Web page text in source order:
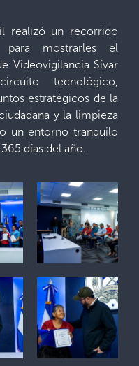
realizó un recorrido
mostrarles el
Videovigilancia Sívar
tecnológico,
estratégicos de la
y la limpieza
un entorno tranquilo
días del año.